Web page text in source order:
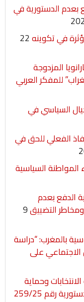
بعدم الدستورية في
في تكوينه22
المزدوجة
للمفكر العربي
السياسي في
الفعلي للحق في
المواطنة السياسية
التنظيمي رقم 35.24 وآلية الدفع بعدم
التضييق9
بالمغرب: “دراسة
على
وحماية
رقم 259/25